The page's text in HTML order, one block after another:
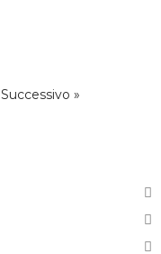
Successivo »